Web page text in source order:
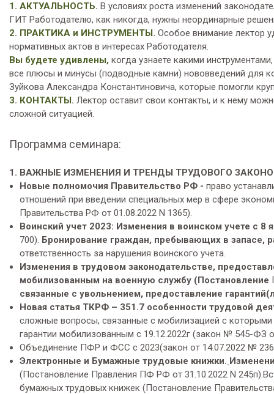
1. АКТУАЛЬНОСТЬ. В условиях роста изменений
ГИТ Работодателю, как никогда, нужны неординарные
2. ПРАКТИКА и ИНСТРУМЕНТЫ. Особое внимание лектор
нормативных актов в интересах Работодателя.
Вы будете удивлены, когда узнаете какими
все плюсы и минусы (подводные камни) нововведений для
Зуйкова Александра Константиновича, которые помогли
3. КОНТАКТЫ. Лектор оставит свои контакты, и к нему
сложной ситуацией.
Программа семинара:
1. ВАЖНЫЕ ИЗМЕНЕНИЯ И ТРЕНДЫ ТРУДОВОГО
Новые полномочия Правительство РФ - право
отношений при введении специальных мер в сфере
Правительства РФ от 01.08.2022 N 1365).
Воинский учет 2023: Изменения в воинском учете с 8
700). Бронирование граждан, пребывающих в запасе,
ответственность за нарушения воинского учета.
Изменения в трудовом законодательстве,
мобилизованным на военную службу (Постановление
связанные с увольнением, предоставление
Новая статья ТКРФ – 351.7 особенности трудовой
сложные вопросы, связанные с мобилизацией с которыми
гарантии мобилизованным с 19.12.2022г (закон № 545-ФЗ
Объединение ПФР и ФСС с 2023(закон от 14.07.2022 №
Электронные и Бумажные трудовые книжки.
(Постановление Правления ПФ РФ от 31.10.2022 N
бумажных трудовых книжек (Постановление